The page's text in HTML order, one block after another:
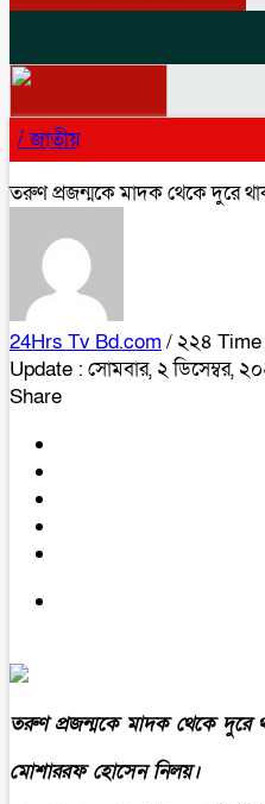
/জাতীয়
তরুণ প্রজন্মকে মাদক থেকে দুরে
24Hrs Tv Bd.com / ২২৪
Update : সোমবার, ২ ডিসেম্বর,
Share
তরুণ প্রজন্মকে মাদক থেকে
মোশাররফ হোসেন নিলয়।